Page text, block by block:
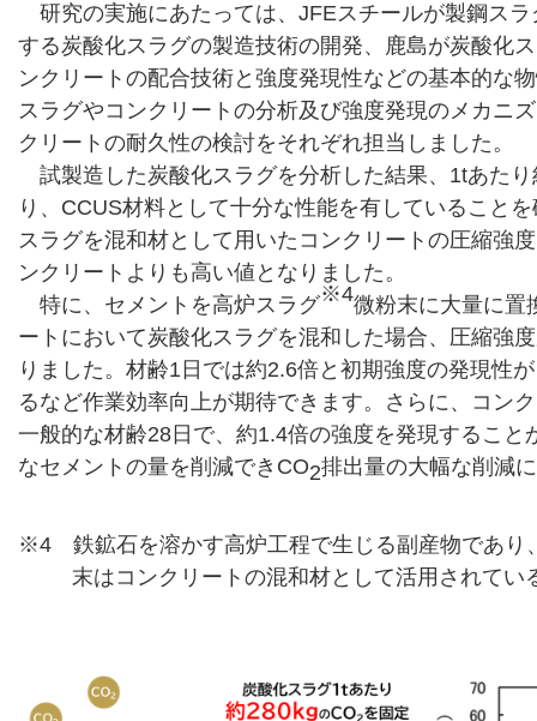
研究の実施にあたっては、JFEスチールが製鋼ス
する炭酸化スラグの製造技術の開発、鹿島が炭酸化
ンクリートの配合技術と強度発現性などの基本的な
スラグやコンクリートの分析及び強度発現のメカニ
クリートの耐久性の検討をそれぞれ担当しました。
試製造した炭酸化スラグを分析した結果、1tあた
り、CCUS材料として十分な性能を有していること
スラグを混和材として用いたコンクリートの圧縮強
ンクリートよりも高い値となりました。
特に、セメントを高炉スラグ※4微粉末に大量に置
ートにおいて炭酸化スラグを混和した場合、圧縮強
りました。材齢1日では約2.6倍と初期強度の発現性
るなど作業効率向上が期待できます。さらに、コン
一般的な材齢28日で、約1.4倍の強度を発現すること
なセメントの量を削減できCO2排出量の大幅な削減
※4 鉄鉱石を溶かす高炉工程で生じる副産物であり
末はコンクリートの混和材として活用されてい